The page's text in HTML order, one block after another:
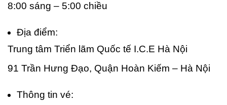
8:00 sáng – 5:00 chiều
Địa điểm:
Trung tâm Triển lãm Quốc tế I.C.E Hà Nội
91 Trần Hưng Đạo, Quận Hoàn Kiếm – Hà Nội
Thông tin vé: